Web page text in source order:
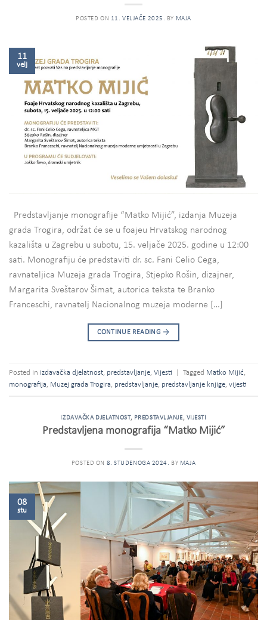
POSTED ON 11. VELJAČE 2025. BY MAJA
11
velj
Predstavljanje monografije “Matko Mijić”, izdanja Muzeja
grada Trogira, održat će se u foajeu Hrvatskog narodnog
kazališta u Zagrebu u subotu, 15. veljače 2025. godine u 12:00
sati. Monografiju će predstaviti dr. sc. Fani Celio Cega,
ravnateljica Muzeja grada Trogira, Stjepko Rošin, dizajner,
Margarita Sveštarov Šimat, autorica teksta te Branko
Franceschi, ravnatelj Nacionalnog muzeja moderne […]
CONTINUE READING →
Posted in izdavačka djelatnost, predstavljanje, Vijesti Tagged Matko Mijić,
monografija, Muzej grada Trogira, predstavljanje, predstavljanje knjige, vijesti
IZDAVAČKA DJELATNOST, PREDSTAVLJANJE, VIJESTI
Predstavljena monografija “Matko Mijić”
POSTED ON 8. STUDENOGA 2024. BY MAJA
08
stu